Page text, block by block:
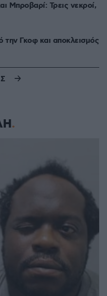
Μπροβαρί: Τρεις νεκροί,
Γκοφ και αποκλεισμός